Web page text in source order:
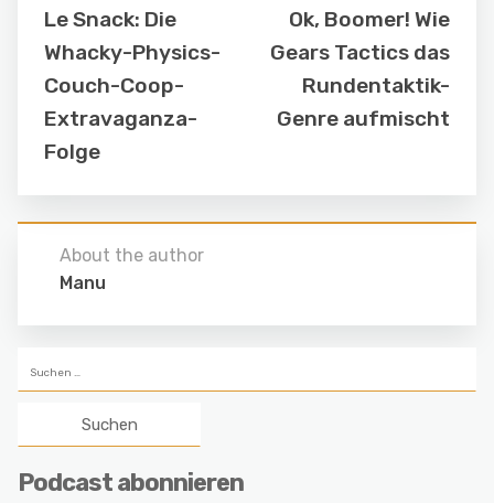
Le Snack: Die
Whacky-Physics-
Couch-Coop-
Extravaganza-
Folge
Ok, Boomer! Wie
Gears Tactics das
Rundentaktik-
Genre aufmischt
About the author
Manu
nach:
Podcast abonnieren